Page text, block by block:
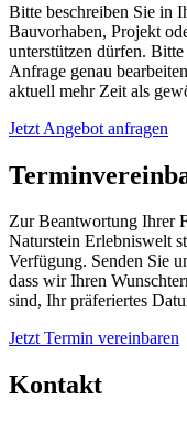
Bitte beschreiben Sie in
Bauvorhaben, Projekt
unterstützen dürfen.
Anfrage genau
aktuell mehr Zeit als
Jetzt Angebot anfragen
Zur Beantwortung Ihrer
Naturstein Erlebniswelt
Verfügung. Senden Sie
dass wir Ihren
sind, Ihr präferiertes
Jetzt Termin vereinbaren
Kontakt